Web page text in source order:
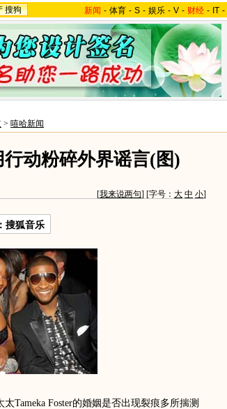
搜狗 新闻 - 体育 - S - 娱乐 - V - 财经 - IT -
> 嘻哈新闻
动粉碎外界谣言(图)
[我来说两句] [字号： 大 中 小]
搜狐音乐
Foster的婚姻是否出现裂痕多所揣测